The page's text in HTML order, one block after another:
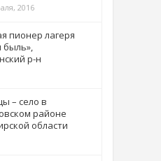
2016
пионер лагеря
быль»,
р-н
– село в
районе
области